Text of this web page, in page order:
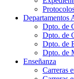
Departamentos
Dpto. de
Dpto. de
Dpto. de
Dpto. de
Enseñanza
Carreras